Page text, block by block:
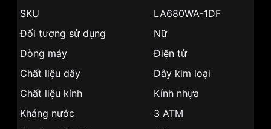
SKU
LA680WA-1DF
Đối tượng sử dụng
Nữ
Dòng máy
Điện tử
Chất liệu dây
Dây kim loại
Chất liệu kính
Kính nhựa
Kháng nước
3 ATM